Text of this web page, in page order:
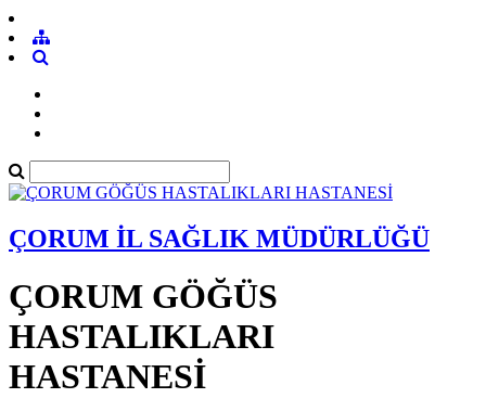
ÇORUM İL SAĞLIK MÜDÜRLÜĞÜ
ÇORUM GÖĞÜS
HASTALIKLARI
HASTANESİ